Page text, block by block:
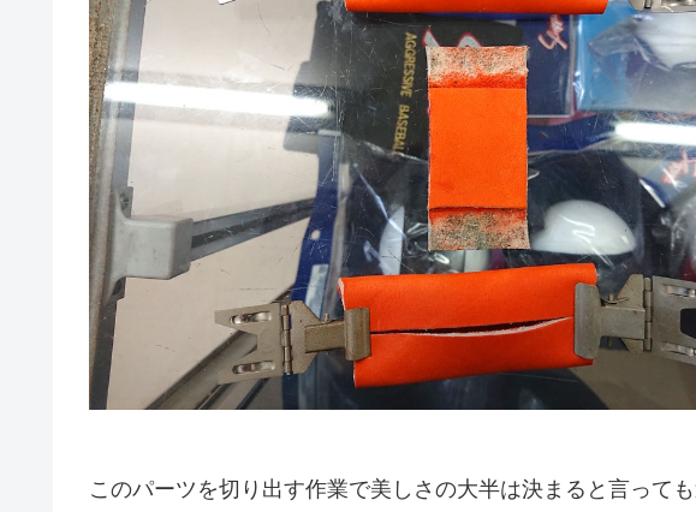
このパーツを切り出す作業で美しさの大半は決まると言って